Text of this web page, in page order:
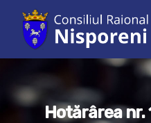
Hit enter to search
Hotărârea nr.